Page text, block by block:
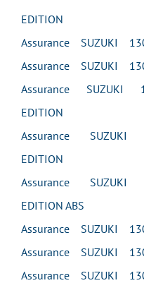
EDITION
Assurance SUZUKI
Assurance SUZUKI
Assurance SUZUKI
EDITION
Assurance SUZUKI
EDITION
Assurance SUZUKI
EDITION ABS
Assurance SUZUKI
Assurance SUZUKI
Assurance SUZUKI